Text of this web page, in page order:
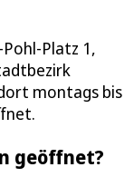
Platz 1,
montags bis
geöffnet?